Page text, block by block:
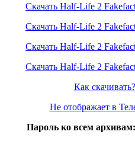
Скачать Half-Life 2
Скачать Half-Life 2
Скачать Half-Life 2
Скачать Half-Life 2
Как скачивать?
Не отображает в
Пароль ко всем архивам: